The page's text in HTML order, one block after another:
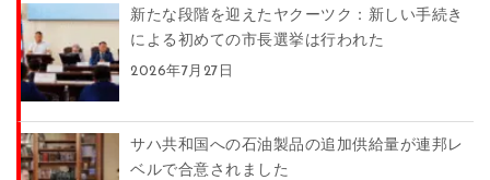
新たな段階を迎えたヤクーツク：新しい手続き
による初めての市長選挙は行われた
2026年7月27日
サハ共和国への石油製品の追加供給量が連邦レ
ベルで合意されました